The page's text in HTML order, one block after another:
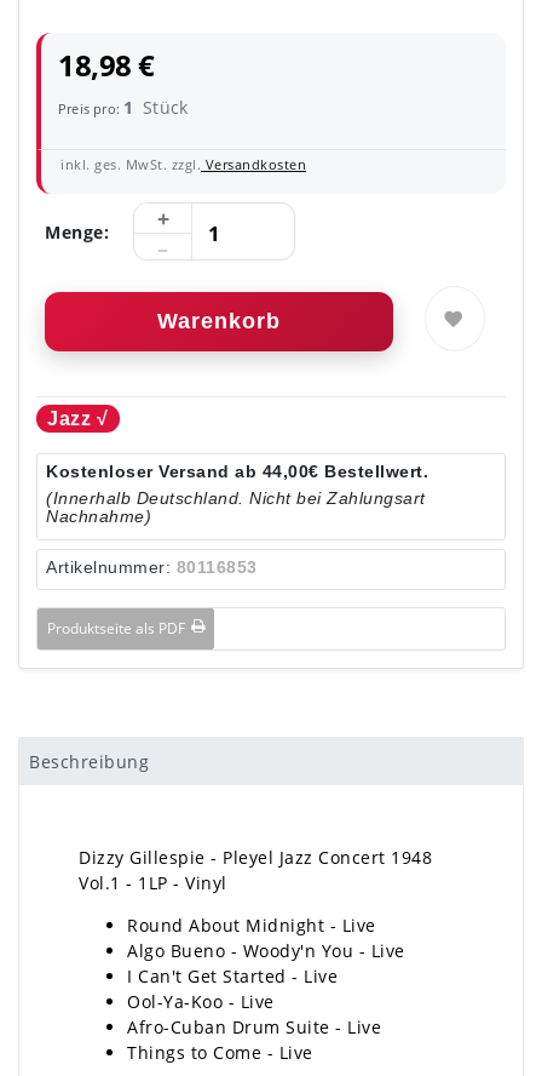
18,98 €
Preis pro: 1 Stück
inkl. ges. MwSt. zzgl. Versandkosten
Menge:
Warenkorb
Jazz √
Kostenloser Versand ab 44,00€ Bestellwert.
(Innerhalb Deutschland. Nicht bei Zahlungsart
Nachnahme)
Artikelnummer: 80116853
Produktseite als PDF
Beschreibung
Dizzy Gillespie - Pleyel Jazz Concert 1948
Vol.1 - 1LP - Vinyl
Round About Midnight - Live
Algo Bueno - Woody'n You - Live
I Can't Get Started - Live
Ool-Ya-Koo - Live
Afro-Cuban Drum Suite - Live
Things to Come - Live